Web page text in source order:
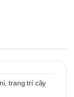
trang trí cây